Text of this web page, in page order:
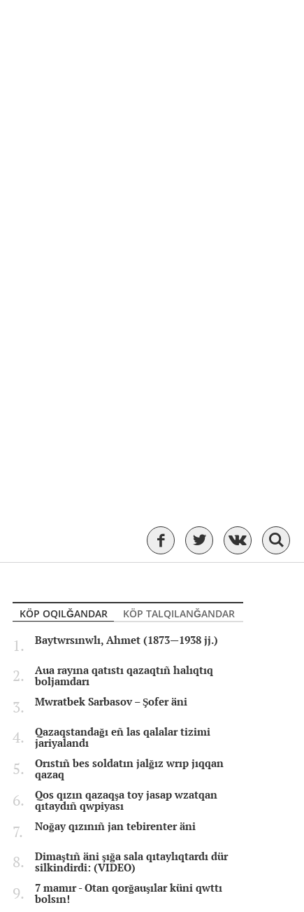
KÖP OQILĞANDAR
KÖP TALQILANĞANDAR
Baytwrsınwlı, Ahmet (1873—1938 jj.)
Aua rayına qatıstı qazaqtıñ halıqtıq
boljamdarı
Mwratbek Sarbasov – Şofer äni
Qazaqstandağı eñ las qalalar tizimi
jariyalandı
Orıstıñ bes soldatın jalğız wrıp jıqqan
qazaq
Qos qızın qazaqşa toy jasap wzatqan
qıtaydıñ qwpiyası
Noğay qızınıñ jan tebirenter äni
Dimaştıñ äni şığa sala qıtaylıqtardı dür
silkindirdi: (VIDEO)
7 mamır - Otan qorğauşılar küni qwttı
bolsın!